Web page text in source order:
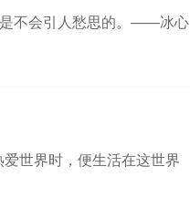
不会引人愁思的。——冰心
世界时，便生活在这世界